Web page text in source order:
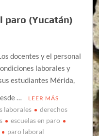
paro (Yucatán)
docentes y el personal
laborales y
estudiantes Mérida,
…
LEER MÁS
laborales
derechos
escuelas en paro
paro laboral